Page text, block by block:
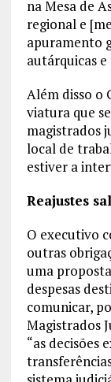
na Mesa de
regional e
apuramento
autárquicas e
Além disso o
viatura que
magistrados
local de
estiver a
Reajustes
O executivo
outras
uma
despesas
comunicar,
Magistrados
“as decisões